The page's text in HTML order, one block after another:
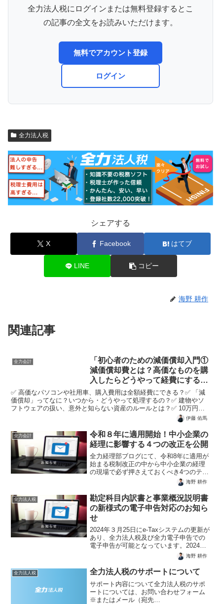
全力法人税にログインまたは無料登録するとこ
の記事の全文をお読みいただけます。
無料でアカウント登録
ログイン
全力法人税
シェアする
X Facebook はてブ
LINE コピー
海野 耕作
関連記事
全力会計
「初心者のための減価償却入門①
減価償却費とは？高価なものを購
入したらどうやって経費にする
の？」を公開しました！
✅ 高価なパソコンや社用車、購入費用は全額経費にできる？✅ 「減
価償却」ってなに？いつから・どうやって処理するの？✅ 建物やソ
フトウェアの扱い、意外と知らない資産のルールとは？✅ 10万円未
伊藤 佑馬
全力会計
令和８年に適用開始！中小企業の
経理に影響する４つの改正を公開
全力経理部ブログにて、令和8年に適用が
始まる税制改正の中から中小企業の経理
の現場で必ず押さえておくべき4つのテー
マをピックアップし、わかりやすく解説
した記事を公開しました。■ 公開記事一
覧 防衛特別法人税とは？税額0円でも申
告必須の落とし穴...
海野 耕作
全力法人税
勘定科目内訳書と事業概況説明書
の新様式の電子申告対応のお知ら
せ
2024年３月25日にe-Taxシステムの更新が
あり、全力法人税及び全力電子申告での
電子申告が可能となっています。2024年
３月１日以降終了事業年度から勘定科目
内訳明細書と事業概況説明書が新しい様
式になります。以下のお知らせで電子申
告につい...
海野 耕作
全力法人税 全力法人税のサポートについて
サポート内容について全力法人税のサポ
ートについては、お問い合わせフォーム
※またはメール（宛先